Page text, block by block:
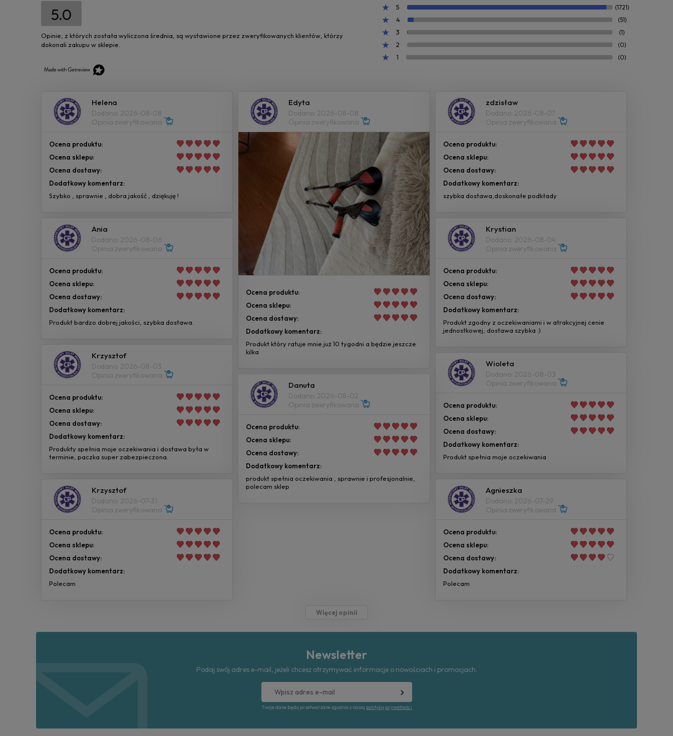
5.0
Opinie, z których została wyliczona średnia, są wystawione przez zweryfikowanych klientów, którzy
dokonali zakupu w sklepie.
5 (1721)
4 (51)
3 (1)
2 (0)
1 (0)
Helena
Dodano: 2026-08-08
Opinia zweryfikowana
Ocena produktu:
Ocena sklepu:
Ocena dostawy:
Dodatkowy komentarz:
Szybko , sprawnie , dobra jakość , dziękuję !
Edyta
Dodano: 2026-08-08
Opinia zweryfikowana
Ocena produktu:
Ocena sklepu:
Ocena dostawy:
Dodatkowy komentarz:
Produkt który ratuje mnie już 10 tygodni a będzie jeszcze
kilka
zdzisław
Dodano: 2026-08-07
Opinia zweryfikowana
Ocena produktu:
Ocena sklepu:
Ocena dostawy:
Dodatkowy komentarz:
szybka dostawa,doskonałe podkłady
Ania
Dodano: 2026-08-06
Opinia zweryfikowana
Ocena produktu:
Ocena sklepu:
Ocena dostawy:
Dodatkowy komentarz:
Produkt bardzo dobrej jakości, szybka dostawa.
Krystian
Dodano: 2026-08-04
Opinia zweryfikowana
Ocena produktu:
Ocena sklepu:
Ocena dostawy:
Dodatkowy komentarz:
Produkt zgodny z oczekiwaniami i w atrakcyjnej cenie
jednostkowej, dostawa szybka :)
Krzysztof
Dodano: 2026-08-03
Opinia zweryfikowana
Ocena produktu:
Ocena sklepu:
Ocena dostawy:
Dodatkowy komentarz:
Produkty spełnia moje oczekiwania i dostawa była w
terminie, paczka super zabezpieczona.
Wioleta
Dodano: 2026-08-03
Opinia zweryfikowana
Ocena produktu:
Ocena sklepu:
Ocena dostawy:
Dodatkowy komentarz:
Produkt spełnia moje oczekiwania
Danuta
Dodano: 2026-08-02
Opinia zweryfikowana
Ocena produktu:
Ocena sklepu:
Ocena dostawy:
Dodatkowy komentarz:
produkt spełnia oczekiwania , sprawnie i profesjonalnie,
polecam sklep
Krzysztof
Dodano: 2026-07-31
Opinia zweryfikowana
Ocena produktu:
Ocena sklepu:
Ocena dostawy:
Dodatkowy komentarz:
Polecam
Agnieszka
Dodano: 2026-07-29
Opinia zweryfikowana
Ocena produktu:
Ocena sklepu:
Ocena dostawy:
Dodatkowy komentarz:
Polecam
Więcej opinii
Newsletter
Podaj swój adres e-mail, jeżeli chcesz otrzymywać informacje o nowościach i promocjach.
Twoje dane będą przetwarzane zgodnie z naszą polityką prywatności